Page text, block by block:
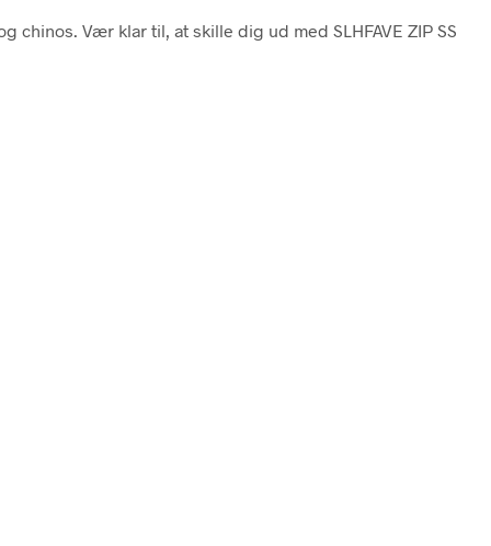
Vær klar til, at skille dig ud med SLHFAVE ZIP SS